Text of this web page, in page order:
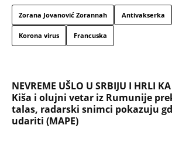
Zorana Jovanović Zorannah Antivakserka
Korona virus Francuska
NEVREME UŠLO U SRBIJU I HRLI
Kiša i olujni vetar iz Rumunije
talas, radarski snimci pokazuju
udariti (MAPE)